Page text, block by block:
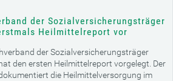
der Sozialversicherungsträger
Heilmittelreport vor
der Sozialversicherungsträger
den ersten Heilmittelreport vorgelegt. Der
die Heilmittelversorgung im